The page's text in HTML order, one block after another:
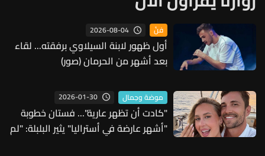
فنّ 2026-08-04
أول ظهور لابنة السيلاوي برفقته... لقاء
بعد أشهر من الحرمان (صور)
موضة وجمال 2026-01-30
"كادت أن تظهر عارية"... فستان خطوبة
"أشهر عارضة في أستراليا" يثير البلبلة: "لم